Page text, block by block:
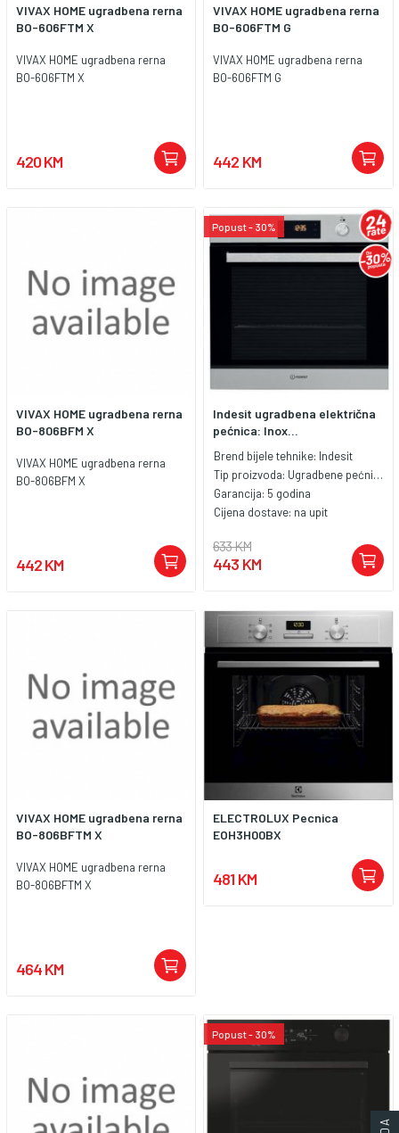
VIVAX HOME ugradbena rerna
BO-606FTM X
VIVAX HOME ugradbena rerna
BO-606FTM X
420 KM
VIVAX HOME ugradbena rerna
BO-606FTM G
VIVAX HOME ugradbena rerna
BO-606FTM G
442 KM
VIVAX HOME ugradbena rerna
BO-806BFM X
VIVAX HOME ugradbena rerna
BO-806BFM X
442 KM
Popust - 30%
Indesit ugradbena električna
pećnica: Inox...
Brend bijele tehnike: Indesit
Tip proizvoda: Ugradbene pećnice
Garancija: 5 godina
Cijena dostave: na upit
633 KM
443 KM
VIVAX HOME ugradbena rerna
BO-806BFTM X
VIVAX HOME ugradbena rerna
BO-806BFTM X
464 KM
ELECTROLUX Pecnica
EOH3H00BX
481 KM
Popust - 30%